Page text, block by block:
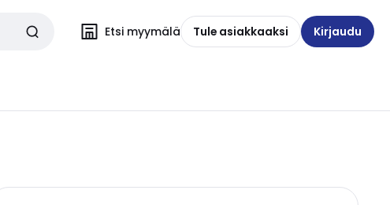
Etsi myymälä Tule asiakkaaksi Kirjaudu